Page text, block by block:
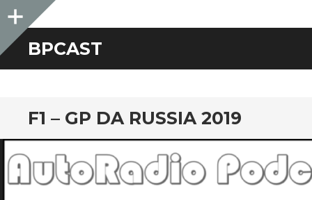
Sidebar
BPCAST
F1 – GP DA RUSSIA 2019